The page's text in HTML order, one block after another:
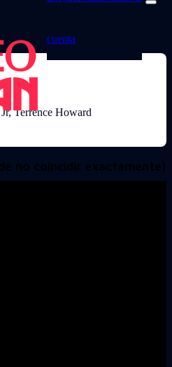
cuenta
Terrence Howard
no coincidir exactamente)